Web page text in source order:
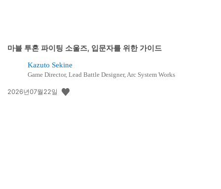
마블 투혼 파이팅 소울즈, 입문자를 위한 가이드
Kazuto Sekine
Game Director, Lead Battle Designer, Arc System Works
공
2026년07월22일